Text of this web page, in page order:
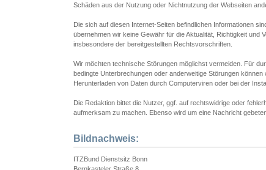
Schäden aus der Nutzung oder Nichtnutzung der Webseiten
Die sich auf diesen Internet-Seiten befindlichen Informationen
übernehmen wir keine Gewähr für die Aktualität, Richtigkeit und
insbesondere der bereitgestellten Rechtsvorschriften.
Wir möchten technische Störungen möglichst vermeiden. Für
bedingte Unterbrechungen oder anderweitige Störungen
Herunterladen von Daten durch Computerviren oder bei der
Die Redaktion bittet die Nutzer, ggf. auf rechtswidrige oder
aufmerksam zu machen. Ebenso wird um eine Nachricht
Bildnachweis:
ITZBund Dienstsitz Bonn